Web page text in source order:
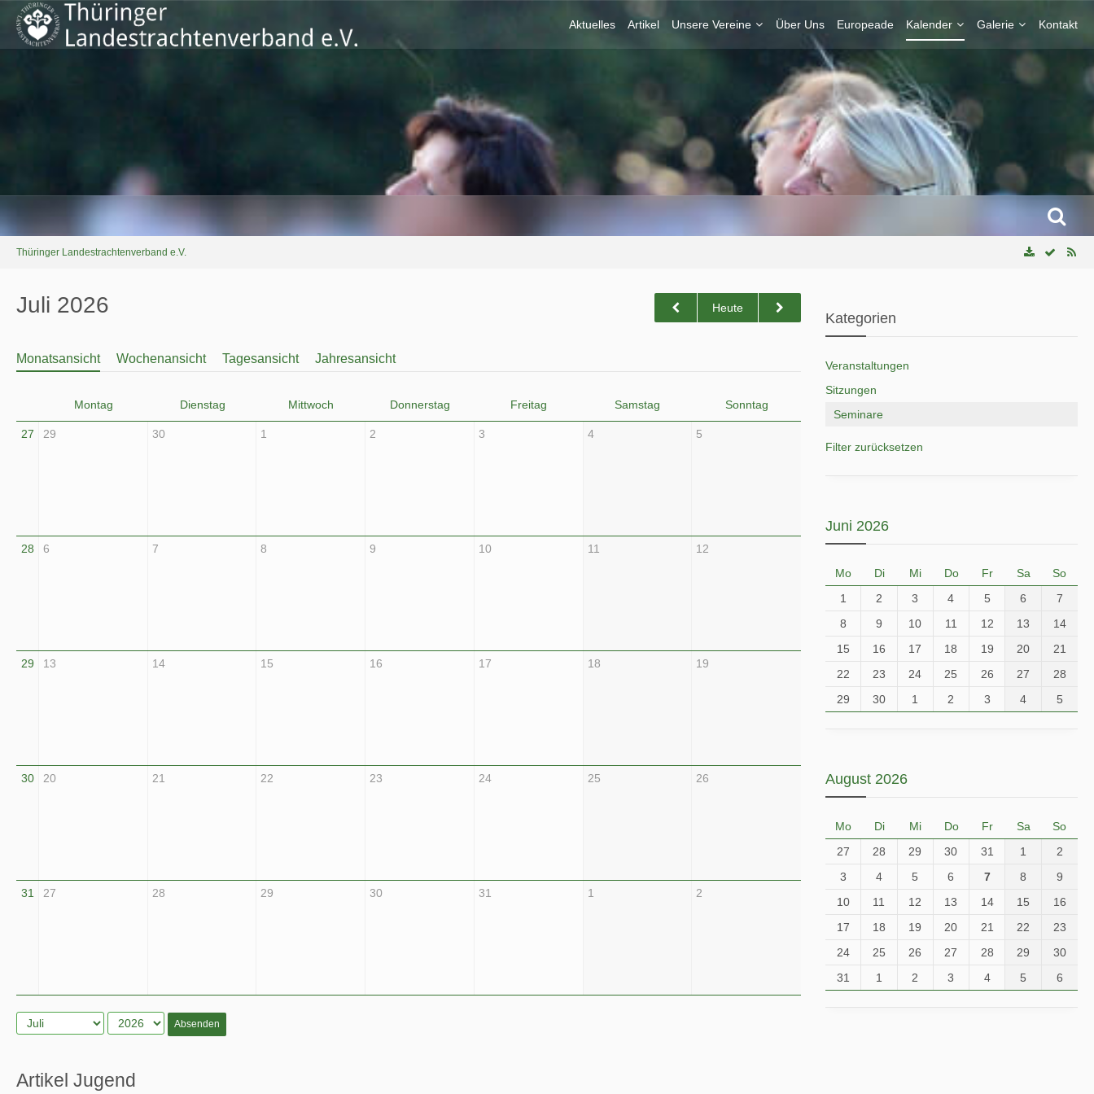
Aktuelles Artikel Unsere Vereine Über Uns Europeade Kalender Galerie Kontakt
Thüringer Landestrachtenverband e.V.
Juli 2026 Heute
Monatsansicht Wochenansicht Tagesansicht Jahresansicht
Montag Dienstag Mittwoch Donnerstag Freitag Samstag Sonntag
27 29 30 1 2 3 4 5
28 6 7 8 9 10 11 12
29 13 14 15 16 17 18 19
30 20 21 22 23 24 25 26
31 27 28 29 30 31 1 2
Absenden
Artikel Jugend
Kategorien
Veranstaltungen
Sitzungen
Seminare
Filter zurücksetzen
Juni 2026
Mo Di Mi Do Fr Sa
So
1
2 3 4 5 6
7
8
9 10 11 12 13
14
15
16 17 18 19 20
21
22
23 24 25 26 27
28
29
30 1 2 3 4 5
August 2026
Mo Di Mi Do Fr Sa
So
27
28 29 30 31 1
2
3
4 5 6 7 8
9
10
11 12 13 14 15
16
17
18 19 20 21 22
23
24
25 26 27 28 29
30
31
1 2 3 4 5 6